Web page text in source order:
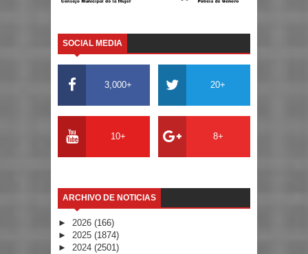
SOCIAL MEDIA
3,000+ 20+
10+ 8+
ARCHIVO DE NOTICIAS
► 2026 (166)
► 2025 (1874)
► 2024 (2501)